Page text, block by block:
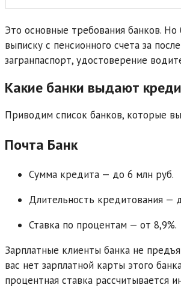
Это основные требования банков.
выписку с пенсионного счета за
загранпаспорт, удостоверение
Какие банки выдают
Приводим список банков, которые
Почта Банк
Сумма кредита — до 6 млн руб.
Длительность кредитования —
Ставка по процентам — от 8,9%.
Зарплатные клиенты банка не
вас нет зарплатной карты этого
процентная ставка